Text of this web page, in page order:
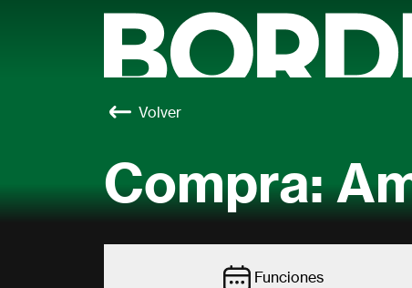
Volver
Compra:
Funciones